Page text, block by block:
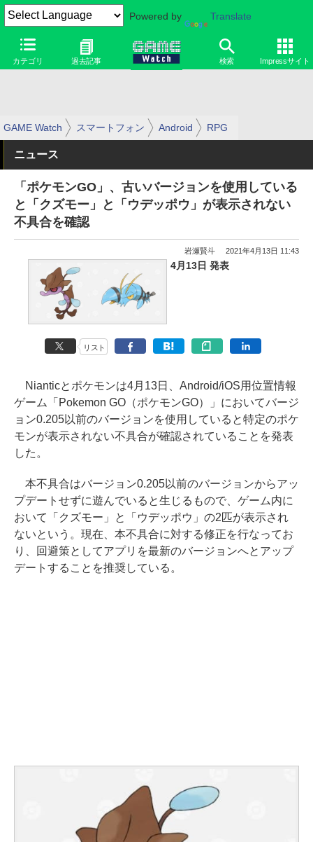
Powered by Translate
カテゴリ 過去記事 検索 Impressサイト
GAME Watch スマートフォン Android RPG
ニュース
「ポケモンGO」、古いバージョンを使用している
と「クズモー」と「ウデッポウ」が表示されない
不具合を確認
岩瀬賢斗 2021年4月13日 11:43
4月13日 発表
リスト
Nianticとポケモンは4月13日、Android/iOS用位置情報
ゲーム「Pokemon GO（ポケモンGO）」においてバージ
ョン0.205以前のバージョンを使用していると特定のポケ
モンが表示されない不具合が確認されていることを発表
した。
本不具合はバージョン0.205以前のバージョンからアッ
プデートせずに遊んでいると生じるもので、ゲーム内に
おいて「クズモー」と「ウデッポウ」の2匹が表示され
ないという。現在、本不具合に対する修正を行なってお
り、回避策としてアプリを最新のバージョンへとアップ
デートすることを推奨している。